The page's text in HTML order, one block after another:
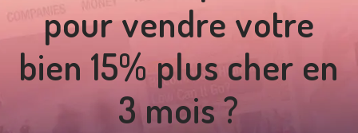
pour vendre votre
bien 15% plus cher en
3 mois ?